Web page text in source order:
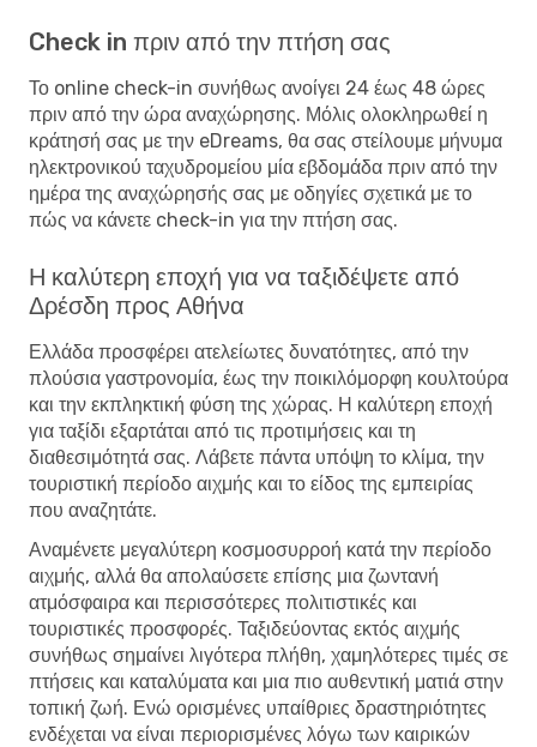
Check in πριν από την πτήση σας
Το online check-in συνήθως ανοίγει 24 έως 48 ώρες
πριν από την ώρα αναχώρησης. Μόλις ολοκληρωθεί η
κράτησή σας με την eDreams, θα σας στείλουμε μήνυμα
ηλεκτρονικού ταχυδρομείου μία εβδομάδα πριν από την
ημέρα της αναχώρησής σας με οδηγίες σχετικά με το
πώς να κάνετε check-in για την πτήση σας.
Η καλύτερη εποχή για να ταξιδέψετε από
Δρέσδη προς Αθήνα
Ελλάδα προσφέρει ατελείωτες δυνατότητες, από την
πλούσια γαστρονομία, έως την ποικιλόμορφη κουλτούρα
και την εκπληκτική φύση της χώρας. Η καλύτερη εποχή
για ταξίδι εξαρτάται από τις προτιμήσεις και τη
διαθεσιμότητά σας. Λάβετε πάντα υπόψη το κλίμα, την
τουριστική περίοδο αιχμής και το είδος της εμπειρίας
που αναζητάτε.
Αναμένετε μεγαλύτερη κοσμοσυρροή κατά την περίοδο
αιχμής, αλλά θα απολαύσετε επίσης μια ζωντανή
ατμόσφαιρα και περισσότερες πολιτιστικές και
τουριστικές προσφορές. Ταξιδεύοντας εκτός αιχμής
συνήθως σημαίνει λιγότερα πλήθη, χαμηλότερες τιμές σε
πτήσεις και καταλύματα και μια πιο αυθεντική ματιά στην
τοπική ζωή. Ενώ ορισμένες υπαίθριες δραστηριότητες
ενδέχεται να είναι περιορισμένες λόγω των καιρικών